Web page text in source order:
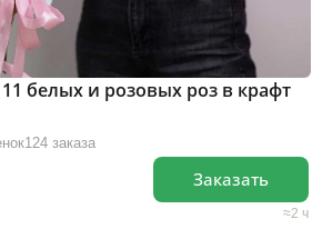
124 заказа
11 белых и розовых роз в крафт
2 ч
Заказать